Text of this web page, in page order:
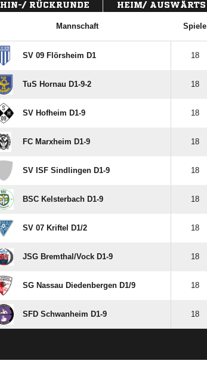
HIN-/ RÜCKRUNDE HEIM/ AUSWÄRTS
Mannschaft Spiele
SV 09 Flörsheim D1 18
TuS Hornau D1-9-2 18
SV Hofheim D1-9 18
FC Marxheim D1-9 18
SV ISF Sindlingen D1-9 18
BSC Kelsterbach D1-9 18
SV 07 Kriftel D1/​2 18
JSG Bremthal/​Vock D1-9 18
SG Nassau Diedenbergen D1/​9 18
SFD Schwanheim D1-9 18